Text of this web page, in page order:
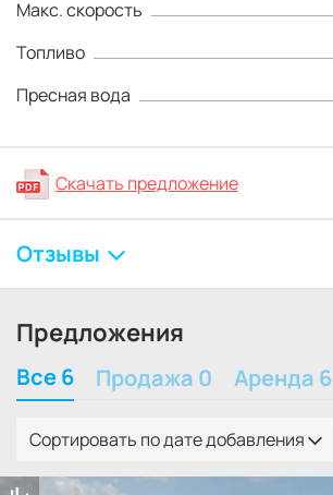
Макс. скорость
Топливо
Пресная вода
Скачать предложение
Отзывы
Предложения
Все 6 Продажа 0 Аренда 6
Сортировать по дате добавления